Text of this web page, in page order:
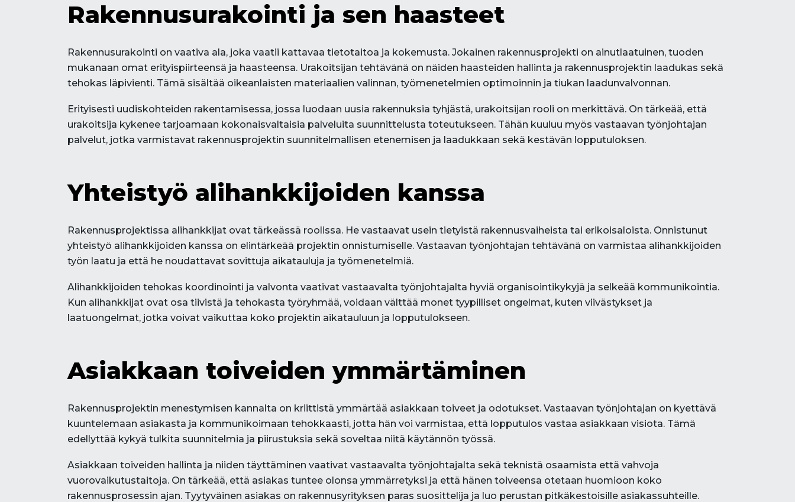
Rakennusurakointi ja sen haasteet
Rakennusurakointi on vaativa ala, joka vaatii kattavaa tietotaitoa ja kokemusta. Jokainen rakennusprojekti on ainutlaatuinen, tuoden
mukanaan omat erityispiirteensä ja haasteensa. Urakoitsijan tehtävänä on näiden haasteiden hallinta ja rakennusprojektin laadukas sekä
tehokas läpivienti. Tämä sisältää oikeanlaisten materiaalien valinnan, työmenetelmien optimoinnin ja tiukan laadunvalvonnan.
Erityisesti uudiskohteiden rakentamisessa, jossa luodaan uusia rakennuksia tyhjästä, urakoitsijan rooli on merkittävä. On tärkeää, että
urakoitsija kykenee tarjoamaan kokonaisvaltaisia palveluita suunnittelusta toteutukseen. Tähän kuuluu myös vastaavan työnjohtajan
palvelut, jotka varmistavat rakennusprojektin suunnitelmallisen etenemisen ja laadukkaan sekä kestävän lopputuloksen.
Yhteistyö alihankkijoiden kanssa
Rakennusprojektissa alihankkijat ovat tärkeässä roolissa. He vastaavat usein tietyistä rakennusvaiheista tai erikoisaloista. Onnistunut
yhteistyö alihankkijoiden kanssa on elintärkeää projektin onnistumiselle. Vastaavan työnjohtajan tehtävänä on varmistaa alihankkijoiden
työn laatu ja että he noudattavat sovittuja aikatauluja ja työmenetelmiä.
Alihankkijoiden tehokas koordinointi ja valvonta vaativat vastaavalta työnjohtajalta hyviä organisointikykyjä ja selkeää kommunikointia.
Kun alihankkijat ovat osa tiivistä ja tehokasta työryhmää, voidaan välttää monet tyypilliset ongelmat, kuten viivästykset ja
laatuongelmat, jotka voivat vaikuttaa koko projektin aikatauluun ja lopputulokseen.
Asiakkaan toiveiden ymmärtäminen
Rakennusprojektin menestymisen kannalta on kriittistä ymmärtää asiakkaan toiveet ja odotukset. Vastaavan työnjohtajan on kyettävä
kuuntelemaan asiakasta ja kommunikoimaan tehokkaasti, jotta hän voi varmistaa, että lopputulos vastaa asiakkaan visiota. Tämä
edellyttää kykyä tulkita suunnitelmia ja piirustuksia sekä soveltaa niitä käytännön työssä.
Asiakkaan toiveiden hallinta ja niiden täyttäminen vaativat vastaavalta työnjohtajalta sekä teknistä osaamista että vahvoja
vuorovaikutustaitoja. On tärkeää, että asiakas tuntee olonsa ymmärretyksi ja että hänen toiveensa otetaan huomioon koko
rakennusprosessin ajan. Tyytyväinen asiakas on rakennusyrityksen paras suosittelija ja luo perustan pitkäkestoisille asiakassuhteille.